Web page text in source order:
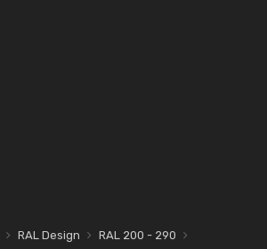
RAL Design
RAL 200 - 290